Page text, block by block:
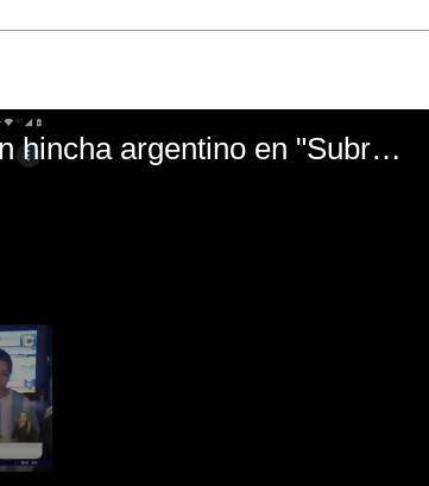
El mal momento de Yanina Gasañol con un hincha argentino en "Subrayado"